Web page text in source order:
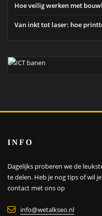
Hoe veilig werken met
Van inkt tot laser: hoe
INFO
Dagelijks proberen we de
te delen. Heb je nog tips of wil
contact met ons op
info@wetalkseo.nl